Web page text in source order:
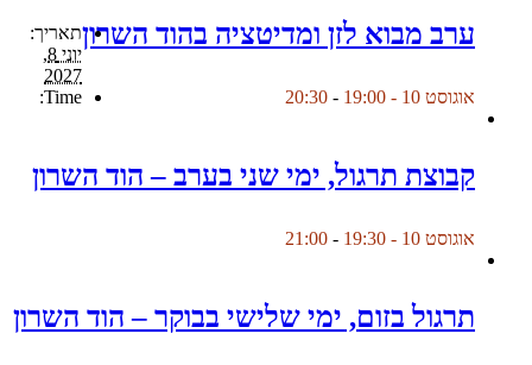
ערב מבוא לזן ומדיטציה בהוד השרון
אוגוסט 10 - 19:00 -
20:30
קבוצת תרגול, ימי שני בערב – הוד השרון
אוגוסט 10 - 19:30 -
21:00
תרגול בזום, ימי שלישי בבוקר – הוד השרון
תאריך:
יוני 8,
2027
Time: